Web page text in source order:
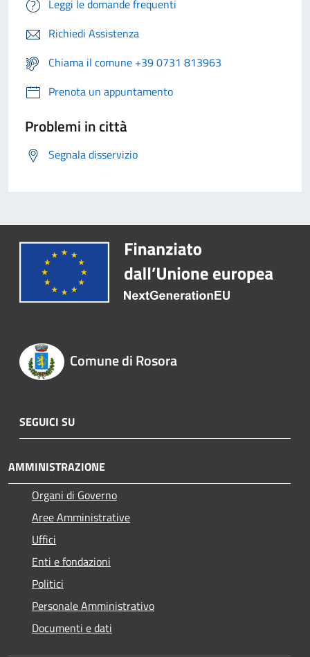
Leggi le domande frequenti
Richiedi Assistenza
Chiama il comune +39 0731 813963
Prenota un appuntamento
Problemi in città
Segnala disservizio
Comune di Rosora
SEGUICI SU
AMMINISTRAZIONE
Organi di Governo
Aree Amministrative
Uffici
Enti e fondazioni
Politici
Personale Amministrativo
Documenti e dati